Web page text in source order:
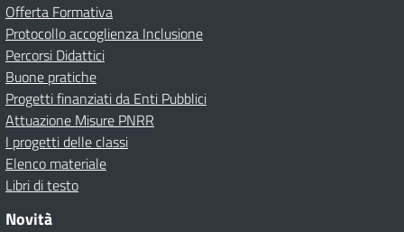
Offerta Formativa
Protocollo accoglienza Inclusione
Percorsi Didattici
Buone pratiche
Progetti finanziati da Enti Pubblici
Attuazione Misure PNRR
I progetti delle classi
Elenco materiale
Libri di testo
Novità